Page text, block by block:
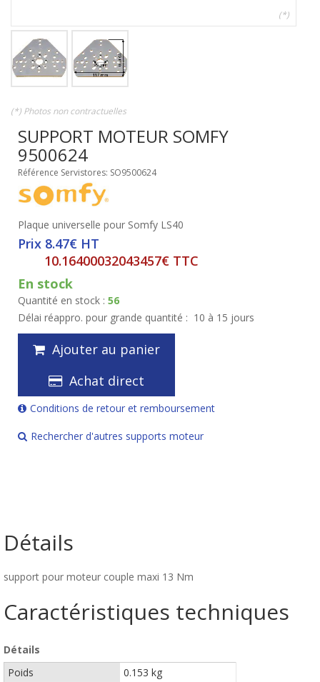
(*)
(*) Photos non contractuelles
SUPPORT MOTEUR SOMFY
9500624
Référence Servistores: SO9500624
Plaque universelle pour Somfy LS40
Prix 8.47€ HT
10.16400032043457€ TTC
En stock
Quantité en stock : 56
Délai réappro. pour grande quantité : 10 à 15 jours
Ajouter au panier
Achat direct
Conditions de retour et remboursement
Rechercher d'autres supports moteur
Détails
support pour moteur couple maxi 13 Nm
Caractéristiques techniques
Détails
Poids
0.153 kg